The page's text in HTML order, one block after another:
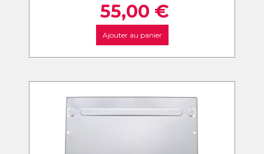
55,00 €
Ajouter au panier